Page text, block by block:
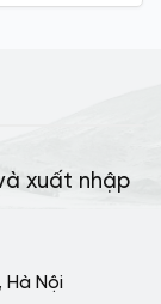
xuất nhập
Hà Nội